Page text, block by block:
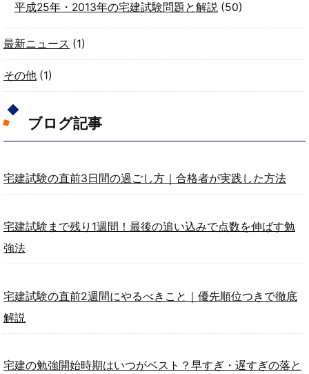
平成25年・2013年の宅建試験問題と解説(50)
最新ニュース (1)
その他 (1)
ブログ記事
宅建試験の直前3日間の過ごし方｜合格者が実践した方法
宅建試験まで残り1週間！最後の追い込みで点数を伸ばす勉
強法
宅建試験の直前2週間にやるべきこと｜優先順位つきで徹底
解説
宅建の勉強開始時期はいつがベスト？早すぎ・遅すぎの落と